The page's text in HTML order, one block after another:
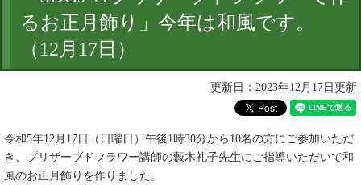
るお正月飾り」今年は和風です。
（12月17日）
更新日：2023年12月17日更新
令和5年12月17日（日曜日）午後1時30分から10名の方にご参加いただ
き、プリザーブドフラワー講師の藪木礼子先生にご指導いただいて​和
風のお正月飾りを作りました。​